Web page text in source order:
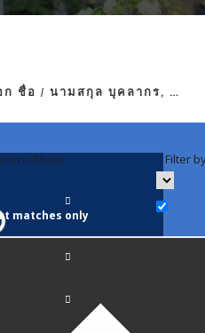
ก ชื่อ / นามสกุล บุคลากร, …
filters
matches only
Filter